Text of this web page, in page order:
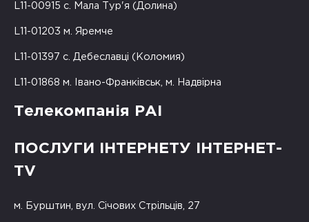
L11-00915 с. Мала Тур'я (Долина)
L11-01203 м. Яремче
L11-01397 с. Дебеславці (Коломия)
L11-01868 м. Івано-Франківськ, м. Надвірна
Телекомпанія РАІ
ПОСЛУГИ ІНТЕРНЕТУ ІНТЕРНЕТ-
TV
м. Бурштин, вул. Січових Стрільців, 27